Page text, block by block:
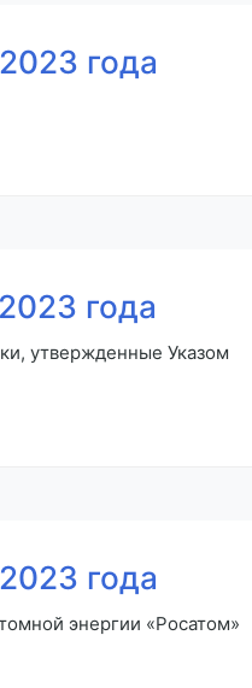
года
года
утвержденные Указом
года
энергии «Росатом»